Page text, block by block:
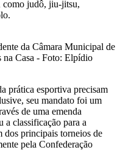
como judô, jiu-jitsu,
da Câmara Municipal de
Casa - Foto: Elpídio
prática esportiva precisam
seu mandato foi um
de uma emenda
a classificação para a
dos principais torneios de
pela Confederação